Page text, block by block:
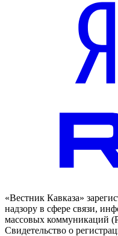
«Вестник Кавказа»
надзору в сфере связи,
массовых коммуникаций
Свидетельство о